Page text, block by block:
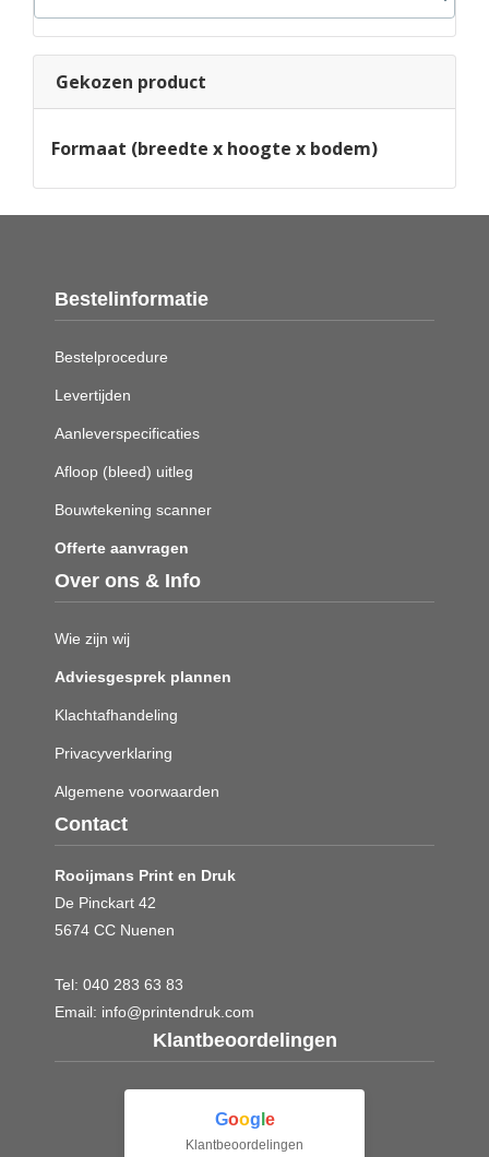
Gekozen product
Formaat (breedte x hoogte x bodem)
Bestelinformatie
Bestelprocedure
Levertijden
Aanleverspecificaties
Afloop (bleed) uitleg
Bouwtekening scanner
Offerte aanvragen
Over ons & Info
Wie zijn wij
Adviesgesprek plannen
Klachtafhandeling
Privacyverklaring
Algemene voorwaarden
Contact
Rooijmans Print en Druk
De Pinckart 42
5674 CC Nuenen
Tel: 040 283 63 83
Email: info@printendruk.com
Klantbeoordelingen
Goog e
Klantbeoordelingen